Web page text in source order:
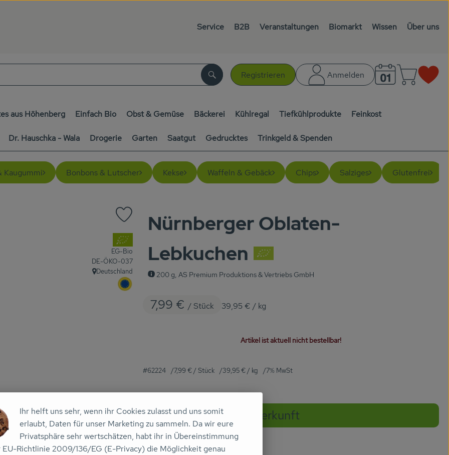
Service B2B Veranstaltungen Biomarkt Wissen Über uns
Registrieren Anmelden
Suchen
aus Höhenberg Einfach Bio Obst & Gemüse Bäckerei Kühlregal Tiefkühlprodukte Feinkost
Dr. Hauschka - Wala Drogerie Garten Saatgut Gedrucktes Trinkgeld & Spenden
Kaugummi Bonbons & Lutscher Kekse Waffeln & Gebäck Chips Salziges Glutenfrei
Nürnberger Oblaten-
Lebkuchen
200 g, AS Premium Produktions & Vertriebs GmbH
7,99 € / Stück 39,95 € / kg
Produkt zu Favouriten hinzufügen
, Verband:
EG-Bio
, Kontrollstelle:
DE-ÖKO-037
, Herkunft:
Deutschland
, EU Herkunft:
Artikel ist aktuell nicht bestellbar!
#62224 7,99 € / Stück 39,95 € / kg 7% MwSt
Rezepte
Herkunft
keine passenden Rezepte gefunden.
Ihr helft uns sehr, wenn ihr Cookies zulasst und uns somit
erlaubt, Daten für unser Marketing zu sammeln. Da wir eure
Privatsphäre sehr wertschätzen, habt ihr in Übereinstimmung
EU-Richtlinie 2009/136/EG (E-Privacy) die Möglichkeit genau